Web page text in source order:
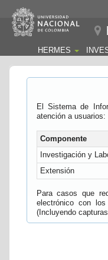
HERMES
El Sistema de
atención a usuarios:
Componente
Investigación y
Extensión
Para casos que
electrónico con
(Incluyendo